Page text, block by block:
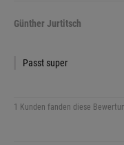
Günther Jurtitsch
Passt super
1 Kunden fanden diese